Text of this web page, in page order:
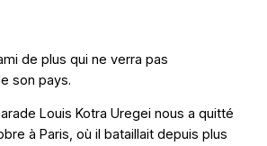
de plus qui ne verra pas
son pays.
Louis Kotra Uregei nous a quitté
à Paris, où il bataillait depuis plus